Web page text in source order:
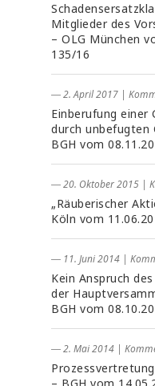
Mitglieder des
– OLG München
135/16
― 2. April 2017 |
Einberufung einer
durch unbefugten
BGH vom
― 20. Oktober 2015 |
„Räuberischer
Köln vom
― 11. Juni 2014 |
Kein Anspruch
der
BGH vom
― 2. Mai 2014 |